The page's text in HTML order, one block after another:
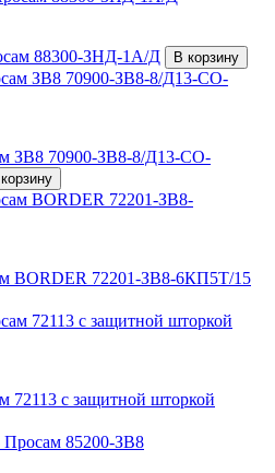
88300-ЗНД-1А/Д
В корзину
ЗВ8 70900-ЗВ8-8/Д13-СО-
BORDER 72201-ЗВ8-6КП5Т/15
72113 с защитной шторкой